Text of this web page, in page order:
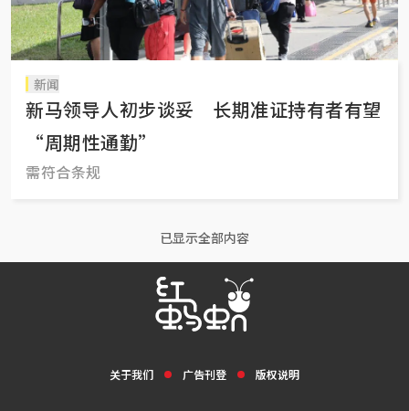
新闻
新马领导人初步谈妥 长期准证持有者有望
“周期性通勤”
需符合条规
已显示全部内容
关于我们 广告刊登 版权说明